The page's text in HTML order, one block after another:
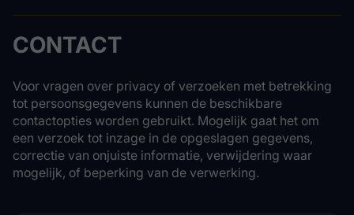
CONTACT
Voor vragen over privacy of verzoeken met betrekking
tot persoonsgegevens kunnen de beschikbare
contactopties worden gebruikt. Mogelijk gaat het om
een verzoek tot inzage in de opgeslagen gegevens,
correctie van onjuiste informatie, verwijdering waar
mogelijk, of beperking van de verwerking.